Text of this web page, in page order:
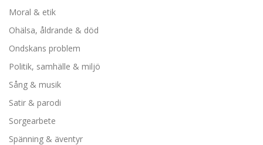
Moral & etik
Ohälsa, åldrande & död
Ondskans problem
Politik, samhälle & miljö
Sång & musik
Satir & parodi
Sorgearbete
Spänning & äventyr